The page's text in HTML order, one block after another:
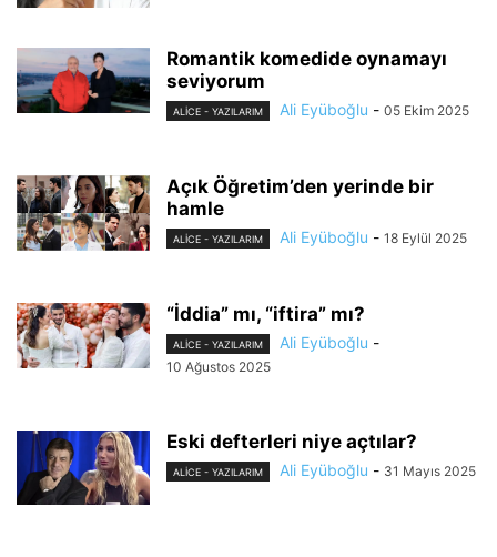
Romantik komedide oynamayı
seviyorum
ALİCE - YAZILARIM Ali Eyüboğlu - 05 Ekim 2025
Açık Öğretim’den yerinde bir
hamle
ALİCE - YAZILARIM Ali Eyüboğlu - 18 Eylül 2025
“İddia” mı, “iftira” mı?
ALİCE - YAZILARIM Ali Eyüboğlu -
10 Ağustos 2025
Eski defterleri niye açtılar?
ALİCE - YAZILARIM Ali Eyüboğlu - 31 Mayıs 2025